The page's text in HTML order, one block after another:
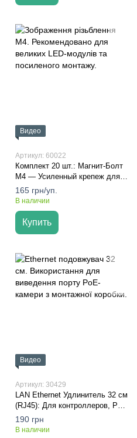
Видео
Артикул: 60022
Комплект 20 шт.: Магнит-Болт
М4 — Усиленный крепеж для
тяжелых LED-модулей на
металлический каркас
165 грн/уп.
В наличии
Купить
Видео
Артикул: 30429
LAN Ethernet Удлинитель 32 см
(RJ45): Для контроллеров, PoE
и промышленной коммутации
190 грн
В наличии